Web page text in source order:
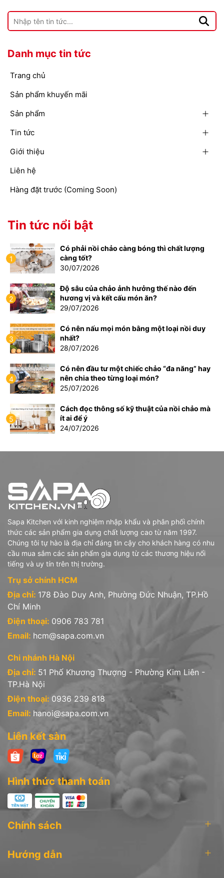
Danh mục tin tức
Trang chủ
Sản phẩm khuyến mãi
Sản phẩm
Tin tức
Giới thiệu
Liên hệ
Hàng đặt trước (Coming Soon)
Tin tức nổi bật
1
Có phải nồi chảo càng bóng thì chất lượng
càng tốt?
30/07/2026
2
Độ sâu của chảo ảnh hưởng thế nào đến
hương vị và kết cấu món ăn?
29/07/2026
3
Có nên nấu mọi món bằng một loại nồi duy
nhất?
28/07/2026
4
Có nên đầu tư một chiếc chảo “đa năng” hay
nên chia theo từng loại món?
25/07/2026
5
Cách đọc thông số kỹ thuật của nồi chảo mà
ít ai để ý
24/07/2026
Sapa Kitchen với kinh nghiệm nhập khẩu và phân phối chính
thức các sản phẩm gia dụng chất lượng cao từ năm 1997.
Chúng tôi tự hào là địa chỉ đáng tin cậy cho khách hàng có nhu
cầu mua sắm các sản phẩm gia dụng từ các thương hiệu nổi
tiếng và uy tín trên thị trường.
Trụ sở chính HCM
Địa chỉ: 178 Đào Duy Anh, Phường Đức Nhuận, TP.Hồ
Chí Minh
Điện thoại: 0906 783 781
Email: hcm@sapa.com.vn
Chi nhánh Hà Nội
Địa chỉ: 51 Phố Khương Thượng - Phường Kim Liên -
TP.Hà Nội
Điện thoại: 0936 239 818
Email: hanoi@sapa.com.vn
Liên kết sàn
Hình thức thanh toán
Chính sách
Hướng dẫn